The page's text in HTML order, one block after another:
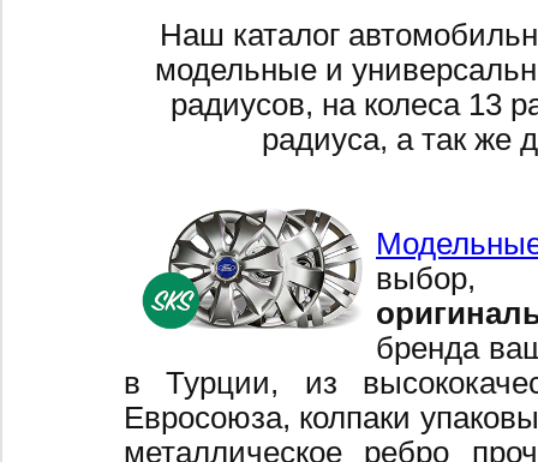
Наш каталог
модельные и
радиусов, на колеса 13
радиуса, а так же
выбор,
бренда
в Турции, из
Евросоюза, колпаки
металлическое ребро